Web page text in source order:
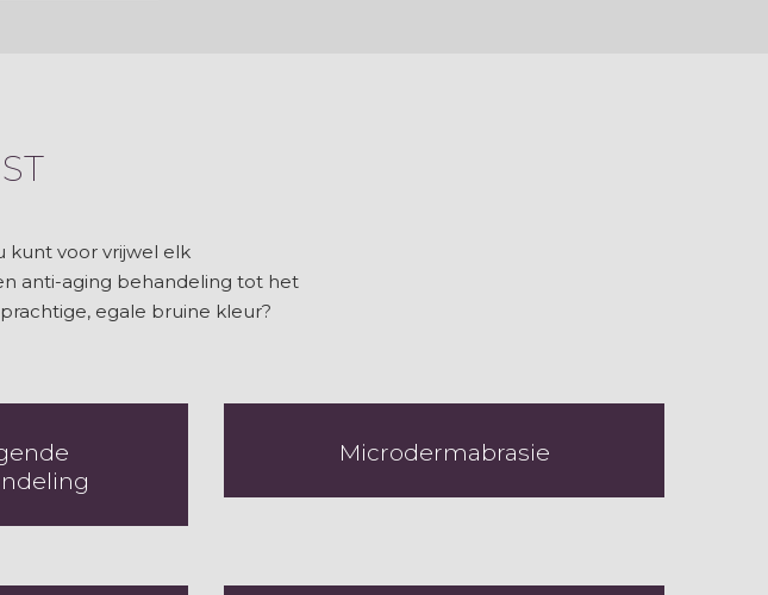
kunt voor vrijwel elk
anti-aging behandeling tot het
egale bruine kleur?
Microdermabrasie